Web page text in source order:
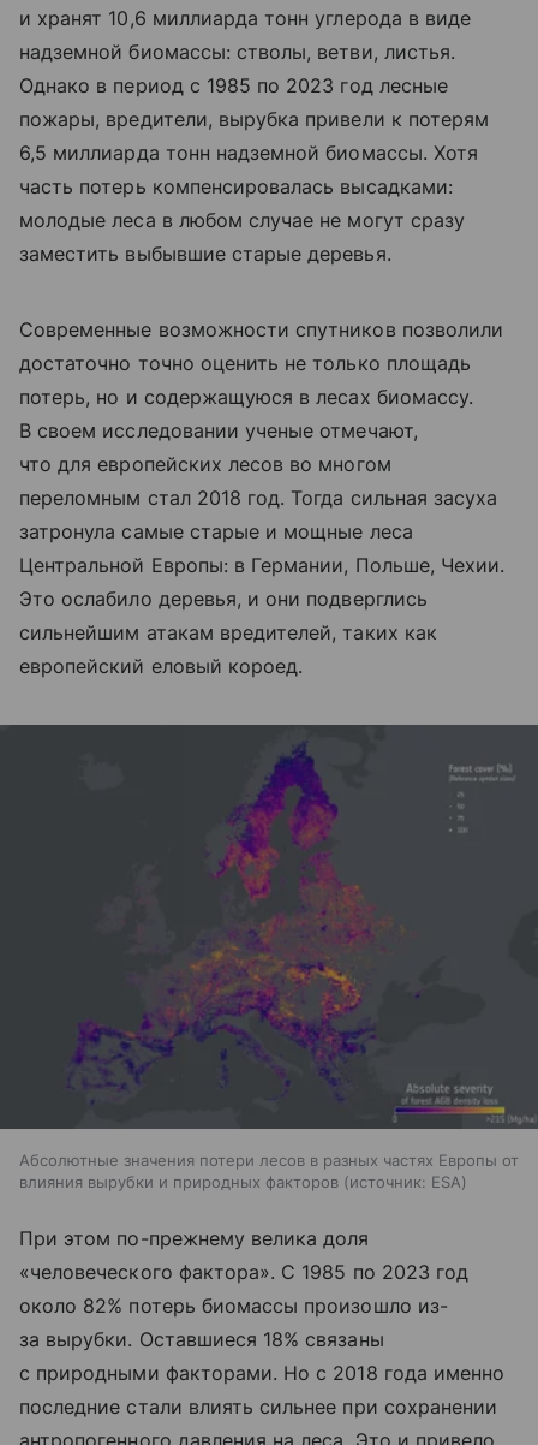
и хранят 10,6 миллиарда тонн углерода в виде
надземной биомассы: стволы, ветви, листья.
Однако в период с 1985 по 2023 год лесные
пожары, вредители, вырубка привели к потерям
6,5 миллиарда тонн надземной биомассы. Хотя
часть потерь компенсировалась высадками:
молодые леса в любом случае не могут сразу
заместить выбывшие старые деревья.
Современные возможности спутников позволили
достаточно точно оценить не только площадь
потерь, но и содержащуюся в лесах биомассу.
В своем исследовании ученые отмечают,
что для европейских лесов во многом
переломным стал 2018 год. Тогда сильная засуха
затронула самые старые и мощные леса
Центральной Европы: в Германии, Польше, Чехии.
Это ослабило деревья, и они подверглись
сильнейшим атакам вредителей, таких как
европейский еловый короед.
Абсолютные значения потери лесов в разных частях Европы от
влияния вырубки и природных факторов
источник: ESA
При этом по-прежнему велика доля
«человеческого фактора». С 1985 по 2023 год
около 82% потерь биомассы произошло из-
за вырубки. Оставшиеся 18% связаны
с природными факторами. Но с 2018 года именно
последние стали влиять сильнее при сохранении
антропогенного давления на леса. Это и привело